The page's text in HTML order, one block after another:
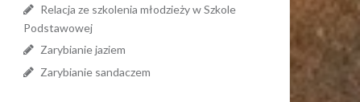
Relacja ze szkolenia młodzieży w Szkole
Podstawowej
Zarybianie jaziem
Zarybianie sandaczem